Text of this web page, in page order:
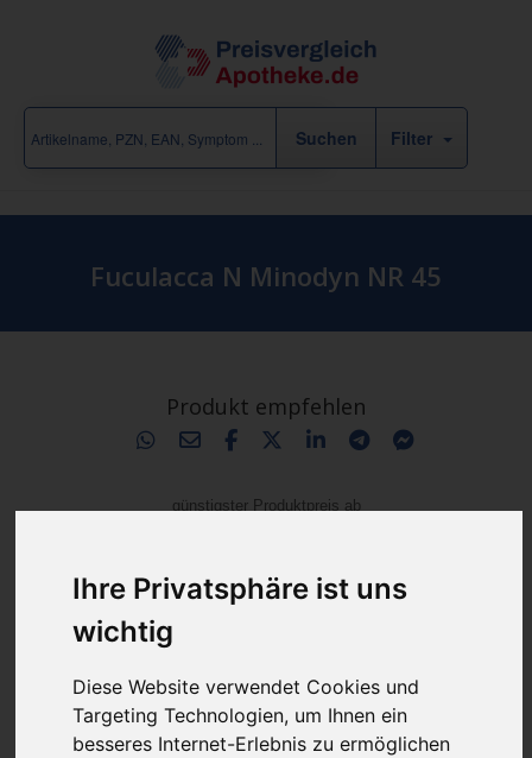
Ihre Privatsphäre ist uns
wichtig
Diese Website verwendet Cookies und
Targeting Technologien, um Ihnen ein
besseres Internet-Erlebnis zu ermöglichen
Filter
Fuculacca N Minodyn NR 45
Produkt empfehlen
günstigster Produktpreis ab
10,10 €
DIE NEUE APOTHEKE
kein Versand - nur Botenlieferung oder Selbstabholung
Ersparnis: 50 % oder